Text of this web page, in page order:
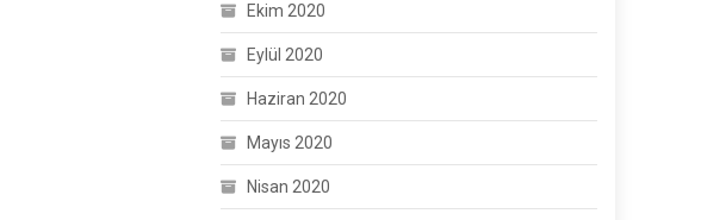
Ekim 2020
Eylül 2020
Haziran 2020
Mayıs 2020
Nisan 2020